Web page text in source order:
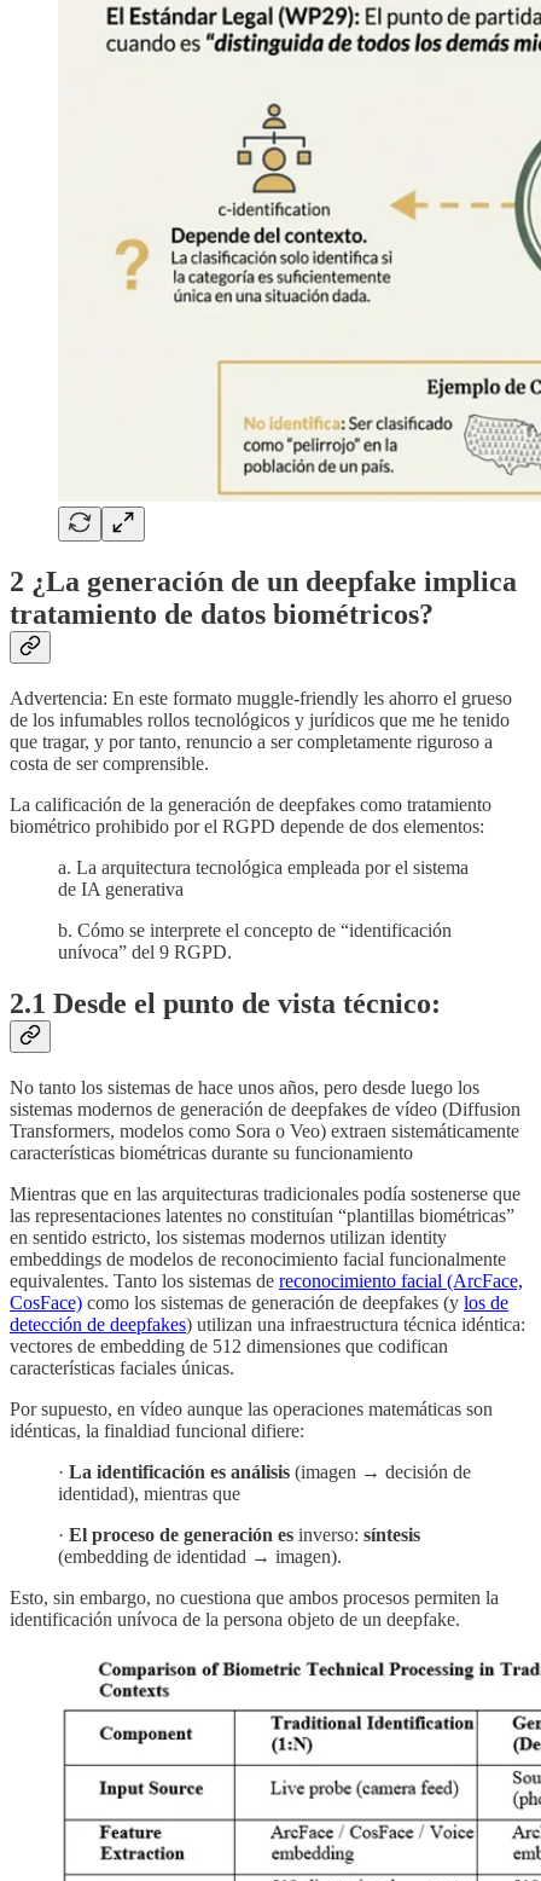
2 ¿La generación de un deepfake implica
tratamiento de datos biométricos?
Advertencia: En este formato muggle-friendly les ahorro el grueso
de los infumables rollos tecnológicos y jurídicos que me he tenido
que tragar, y por tanto, renuncio a ser completamente riguroso a
costa de ser comprensible.
La calificación de la generación de deepfakes como tratamiento
biométrico prohibido por el RGPD depende de dos elementos:
a. La arquitectura tecnológica empleada por el sistema
de IA generativa
b. Cómo se interprete el concepto de “identificación
unívoca” del 9 RGPD.
2.1 Desde el punto de vista técnico:
No tanto los sistemas de hace unos años, pero desde luego los
sistemas modernos de generación de deepfakes de vídeo (Diffusion
Transformers, modelos como Sora o Veo) extraen sistemáticamente
características biométricas durante su funcionamiento
Mientras que en las arquitecturas tradicionales podía sostenerse que
las representaciones latentes no constituían “plantillas biométricas”
en sentido estricto, los sistemas modernos utilizan identity
embeddings de modelos de reconocimiento facial funcionalmente
equivalentes. Tanto los sistemas de reconocimiento facial (ArcFace,
CosFace) como los sistemas de generación de deepfakes (y los de
detección de deepfakes) utilizan una infraestructura técnica idéntica:
vectores de embedding de 512 dimensiones que codifican
características faciales únicas.
Por supuesto, en vídeo aunque las operaciones matemáticas son
idénticas, la finaldiad funcional difiere:
· La identificación es análisis (imagen → decisión de
identidad), mientras que
· El proceso de generación es inverso: síntesis
(embedding de identidad → imagen).
Esto, sin embargo, no cuestiona que ambos procesos permiten la
identificación unívoca de la persona objeto de un deepfake.